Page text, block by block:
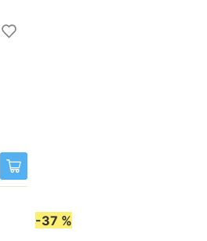
-37 %